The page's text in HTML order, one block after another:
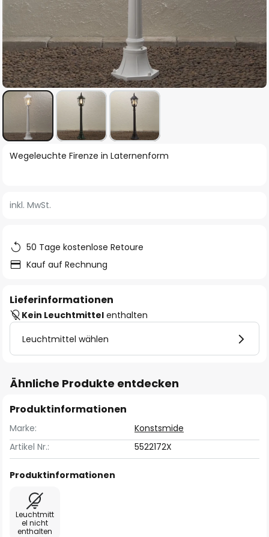
Zum
Anfang
springen
Wegeleuchte Firenze in Laternenform
inkl. MwSt.
50 Tage kostenlose Retoure
Kauf auf Rechnung
Lieferinformationen
Kein Leuchtmittel enthalten
Leuchtmittel wählen
Ähnliche Produkte entdecken
Produktinformationen
Marke:
Konstsmide
Artikel Nr.:
5522172X
Produktinformationen
Leuchtmitt
el nicht
enthalten